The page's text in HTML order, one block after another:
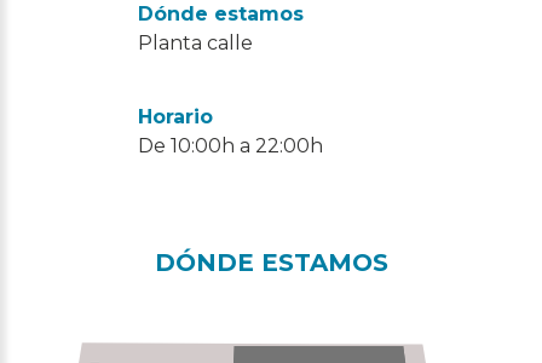
Dónde estamos
Planta calle
Horario
De 10:00h a 22:00h
DÓNDE ESTAMOS